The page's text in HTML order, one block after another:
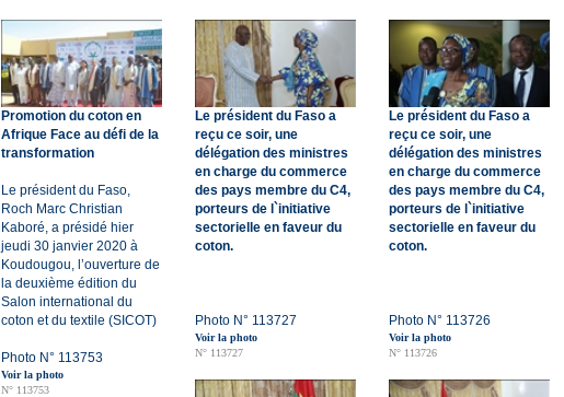
Promotion du coton en
Afrique Face au défi de la
transformation
Le président du Faso,
Roch Marc Christian
Kaboré, a présidé hier
jeudi 30 janvier 2020 à
Koudougou, l’ouverture de
la deuxième édition du
Salon international du
coton et du textile (SICOT)
Photo N° 113753
Voir la photo
N° 113753
Le président du Faso a
reçu ce soir, une
délégation des ministres
en charge du commerce
des pays membre du C4,
porteurs de l`initiative
sectorielle en faveur du
coton.
Photo N° 113727
Voir la photo
N° 113727
Le président du Faso a
reçu ce soir, une
délégation des ministres
en charge du commerce
des pays membre du C4,
porteurs de l`initiative
sectorielle en faveur du
coton.
Photo N° 113726
Voir la photo
N° 113726